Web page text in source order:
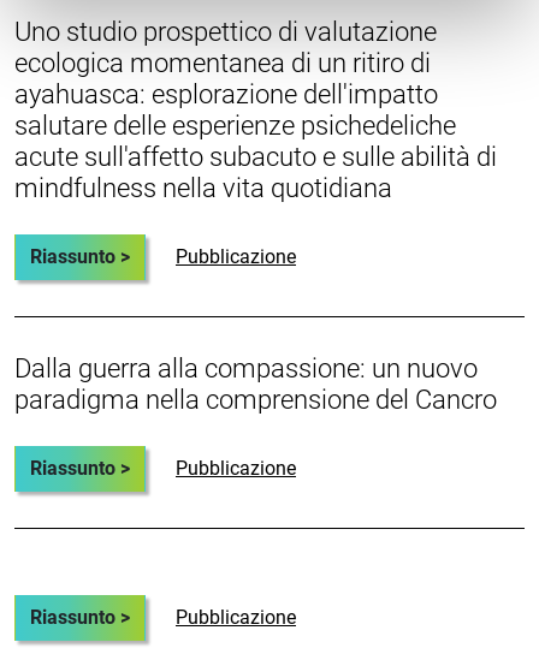
Uno studio prospettico di valutazione
ecologica momentanea di un ritiro di
ayahuasca: esplorazione dell'impatto
salutare delle esperienze psichedeliche
acute sull'affetto subacuto e sulle abilità di
mindfulness nella vita quotidiana
Riassunto > Pubblicazione
Dalla guerra alla compassione: un nuovo
paradigma nella comprensione del Cancro
Riassunto > Pubblicazione
Riassunto > Pubblicazione